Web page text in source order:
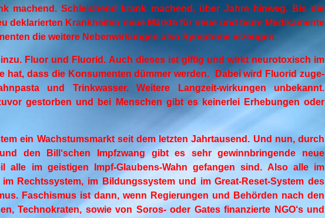
machend. Schleichend krank machend, über Jahre hinweg. Bis die
deklarierten Krankheiten neue Märkte für neue und teure Medikamente
die weitere Nebenwirkungen also Symptome erzeugen.
Fluor und Fluorid. Auch dieses ist giftig und wirkt neurotoxisch im
hat, dass die Konsumenten dümmer werden. Dabei wird Fluorid zuge-
und Trinkwasser. Weitere Langzeit-wirkungen unbekannt.
gestorben und bei Menschen gibt es keinerlei Erhebungen oder
ein Wachstumsmarkt seit dem letzten Jahrtausend. Und nun, durch
den Bill‘schen Impfzwang gibt es sehr gewinnbringende neue
alle im geistigen Impf-Glaubens-Wahn gefangen sind. Also alle im
Rechtssystem, im Bildungssystem und im Great-Reset-System des
Faschismus ist dann, wenn Regierungen und Behörden nach den
Technokraten, sowie von Soros- oder Gates finanzierte NGO‘s und